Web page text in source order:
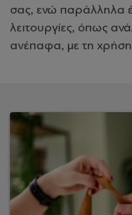
σας, ενώ παράλληλα
λειτουργίες, όπως
ανέπαφα, με τη χρήση